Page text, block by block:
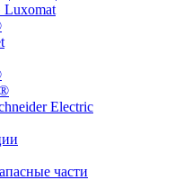
Luxomat
Electric
части